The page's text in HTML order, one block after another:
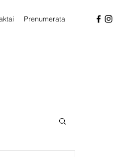
Prenumerata